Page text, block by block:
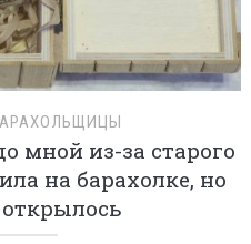
мной из-за старого
на барахолке, но